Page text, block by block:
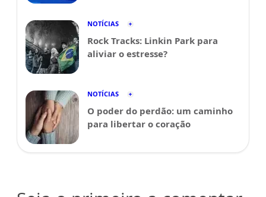
NOTÍCIAS
Rock Tracks: Linkin Park para
aliviar o estresse?
NOTÍCIAS
O poder do perdão: um caminho
para libertar o coração